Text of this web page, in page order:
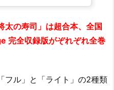
太の寿司」は超合本、全国
完全収録版がぞれぞれ全巻
フル」と「ライト」の2種類